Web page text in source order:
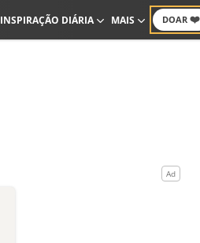
DOAR ❤️
INSPIRAÇÃO DIÁRIA MAIS